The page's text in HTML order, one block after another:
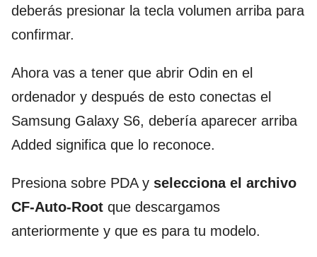
deberás presionar la tecla volumen arriba para
confirmar.
Ahora vas a tener que abrir Odin en el
ordenador y después de esto conectas el
Samsung Galaxy S6, debería aparecer arriba
Added significa que lo reconoce.
Presiona sobre PDA y selecciona el archivo
CF-Auto-Root que descargamos
anteriormente y que es para tu modelo.